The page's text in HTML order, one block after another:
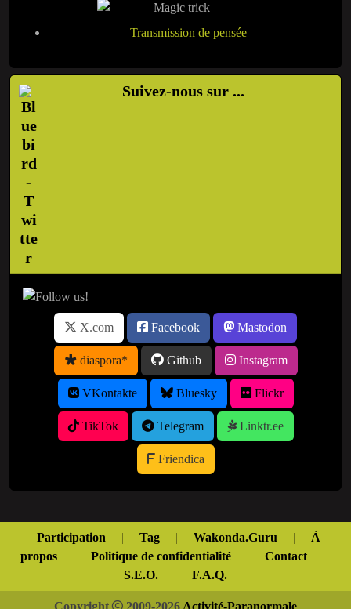
Transmission de pensée
Suivez-nous sur ...
X.com Facebook Mastodon
diaspora* Github Instagram
VKontakte Bluesky Flickr
TikTok Telegram Linktr.ee
Friendica
Participation | Tag | Wakonda.Guru |
À
propos
| Politique de confidentialité | Contact
|
S.E.O.
| F.A.Q.
Copyright 2009-2026 Activité-Paranormale